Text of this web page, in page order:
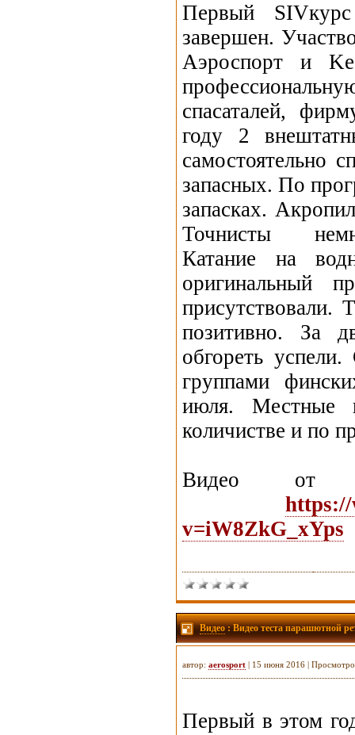
Первый
завершен.
Аэроспорт и
спасаталей,
году 2
самостоятельно
запасных. По
запасках.
Точнисты
Катание на
оригинальный
присутствовали.
позитивно. За
обгореть
группами
июля. Местные
количистве и по
Видео от
https://
v=iW8ZkG_xYps
Видео: Видео теста парашютной
автор: aerosport | 15 июня 2016 |
Первый в этом